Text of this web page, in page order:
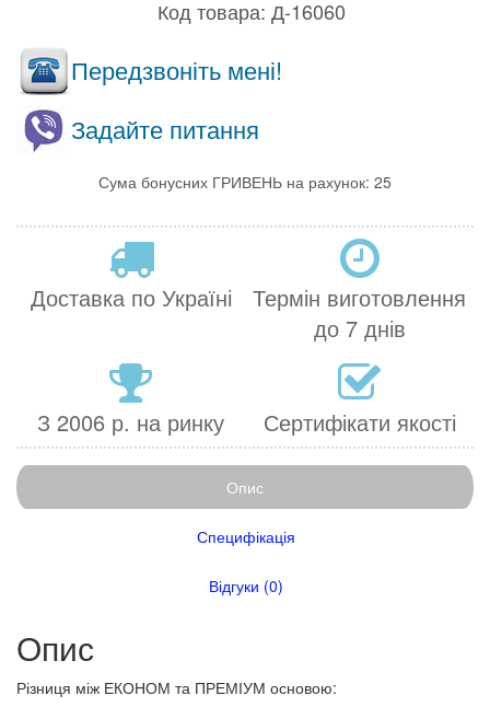
Код товара: Д-16060
Передзвоніть мені!
Задайте питання
Сума бонусних ГРИВЕНЬ на рахунок: 25
Доставка по Україні
Термін виготовлення
до 7 днів
З 2006 р. на ринку Сертифікати якості
Опис
Специфікація
Відгуки (0)
Опис
​​​Різниця між ЕКОНОМ та ПРЕМІУМ основою: